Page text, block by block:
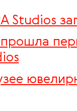
Studios